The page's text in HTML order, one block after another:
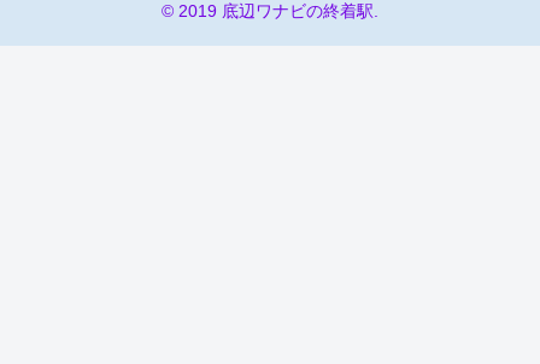
© 2019 底辺ワナビの終着駅.